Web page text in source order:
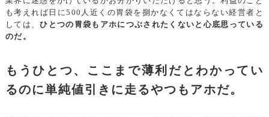
も考えれば日に500人近くの胃袋を捌かなくてはならない経営者と
しては、ひとつの胃袋もアホにつぶされたくないと心底思っている
のだ。
もうひとつ、ここまで薄利だとわかってい
るのに単純値引きに走るやつもアホだ。